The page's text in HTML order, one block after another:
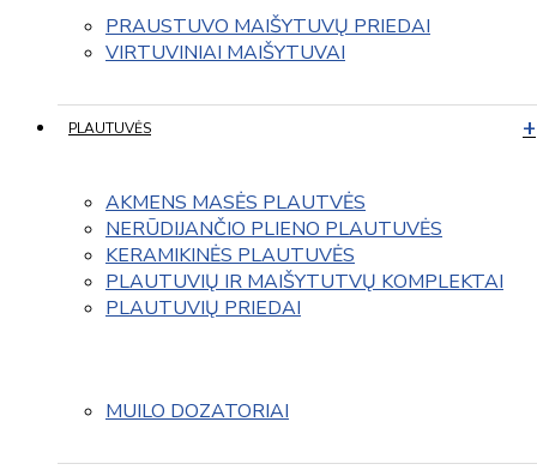
PRAUSTUVO MAIŠYTUVŲ PRIEDAI
VIRTUVINIAI MAIŠYTUVAI
PLAUTUVĖS
AKMENS MASĖS PLAUTVĖS
NERŪDIJANČIO PLIENO PLAUTUVĖS
KERAMIKINĖS PLAUTUVĖS
PLAUTUVIŲ IR MAIŠYTUTVŲ KOMPLEKTAI
PLAUTUVIŲ PRIEDAI
MUILO DOZATORIAI